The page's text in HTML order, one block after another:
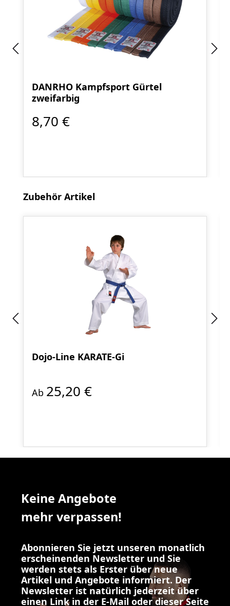
DANRHO Kampfsport Gürtel
zweifarbig
8,70 €
Produktgalerie überspringen
Zubehör Artikel
Dojo-Line KARATE-Gi
Ab 25,20 €
Keine Angebote
mehr verpassen!
Abonnieren Sie jetzt unseren monatlich
erscheinenden Newsletter und Sie
werden stets als Erster über neue
Artikel und Angebote informiert. Der
Newsletter ist natürlich jederzeit über
einen Link in der E-Mail oder dieser Seite